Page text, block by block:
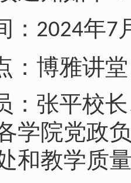
： 2024年7
：博雅讲堂
：张平校
学院党政
和教学质